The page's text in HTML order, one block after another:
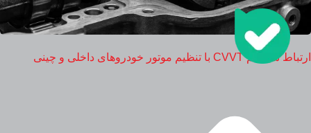
ارتباط سیستم CVVT با تنظیم موتور خودروهای داخلی و چینی